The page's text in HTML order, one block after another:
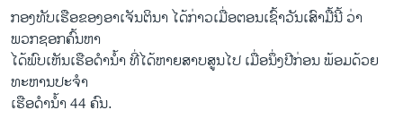
ລາຍງານ
ພາສາຕ່າງໆ
ກອງທັບເຮືອຂອງອາເຈັນຕິນາ ໄດ້ກ່າວເມື່ອຕອນເຊົ້າວັນເສົາມື້ນີ້ ວ່າ
ພວກຊອກຄົ້ນຫາ
ໄດ້ພົບເຫັນເຮືອດຳນ້ຳ ທີ່ໄດ້ຫາຍສາບສູນໄປ ເມື່ອນຶ່ງປີກ່ອນ ພ້ອມດ້ວຍ
ທະຫານປະຈຳ
ເຮືອດຳນ້ຳ 44 ຄົນ.